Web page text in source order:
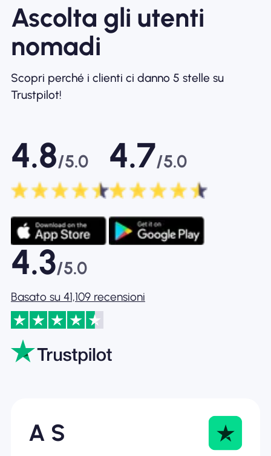
Ascolta gli utenti
nomadi
Scopri perché i clienti ci danno 5 stelle su
Trustpilot!
4.8/5.0 4.7/5.0
4.3/5.0
Basato su 41,109 recensioni
A S